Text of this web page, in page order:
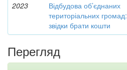
2023
Відбудова об’єднаних
територіальних громад:
звідки брати кошти
Перегляд